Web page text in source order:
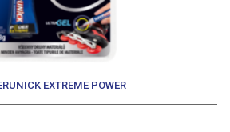
EXTREME POWER